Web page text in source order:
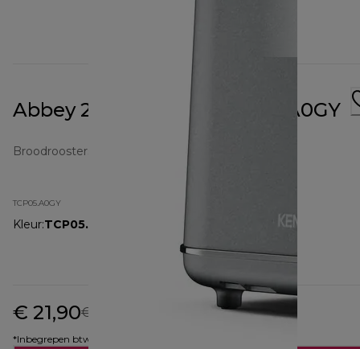
Abbey 2 Slot Toaster TCP05.A0GY
Broodroosters
TCP05.A0GY
Kleur:TCP05.A0GY
€ 21,90€ 29,99 originele prijs € 29,99
*Inbegrepen btw